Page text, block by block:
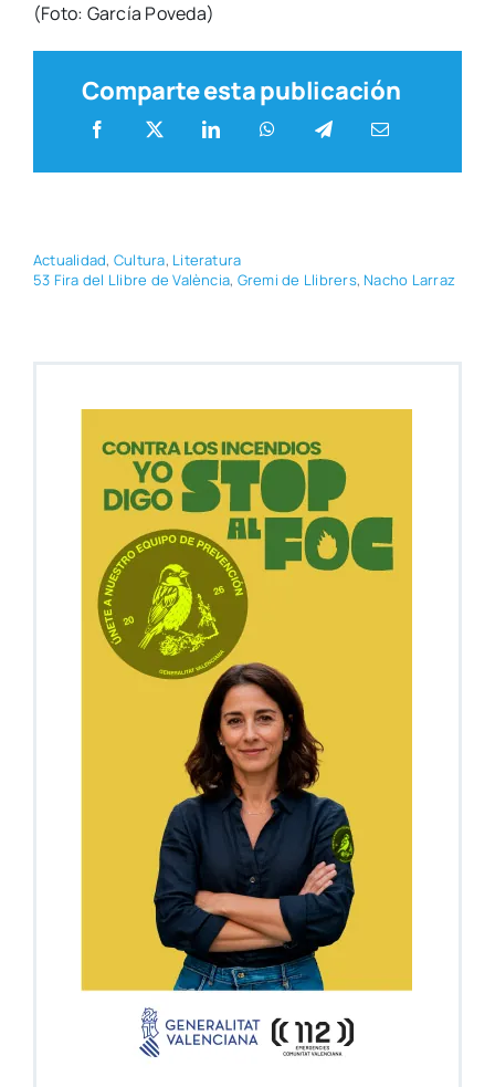
(Foto: Gar­cía Pove­da)
Comparte esta publicación
Actua­li­dad, Cul­tu­ra, Lite­ra­tu­ra
53 Fira del Lli­bre de Valèn­cia, Gre­mi de Lli­brers, Nacho Larraz